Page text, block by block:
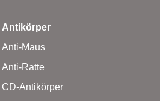
Antikörper
Anti-Maus
Anti-Ratte
CD-Antikörper